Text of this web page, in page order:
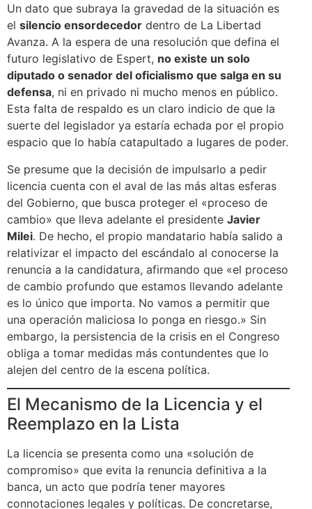
Un dato que subraya la gravedad de la situación es
el silencio ensordecedor dentro de La Libertad
Avanza. A la espera de una resolución que defina el
futuro legislativo de Espert, no existe un solo
diputado o senador del oficialismo que salga en su
defensa, ni en privado ni mucho menos en público.
Esta falta de respaldo es un claro indicio de que la
suerte del legislador ya estaría echada por el propio
espacio que lo había catapultado a lugares de poder.
Se presume que la decisión de impulsarlo a pedir
licencia cuenta con el aval de las más altas esferas
del Gobierno, que busca proteger el «proceso de
cambio» que lleva adelante el presidente Javier
Milei. De hecho, el propio mandatario había salido a
relativizar el impacto del escándalo al conocerse la
renuncia a la candidatura, afirmando que «el proceso
de cambio profundo que estamos llevando adelante
es lo único que importa. No vamos a permitir que
una operación maliciosa lo ponga en riesgo.» Sin
embargo, la persistencia de la crisis en el Congreso
obliga a tomar medidas más contundentes que lo
alejen del centro de la escena política.
El Mecanismo de la Licencia y el
Reemplazo en la Lista
La licencia se presenta como una «solución de
compromiso» que evita la renuncia definitiva a la
banca, un acto que podría tener mayores
connotaciones legales y políticas. De concretarse,